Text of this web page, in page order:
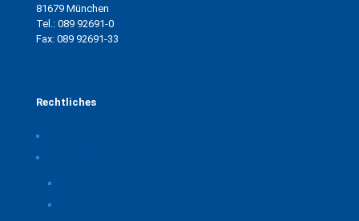
81679 München
Tel.: 089 92691-0
Fax: 089 92691-33
Rechtliches